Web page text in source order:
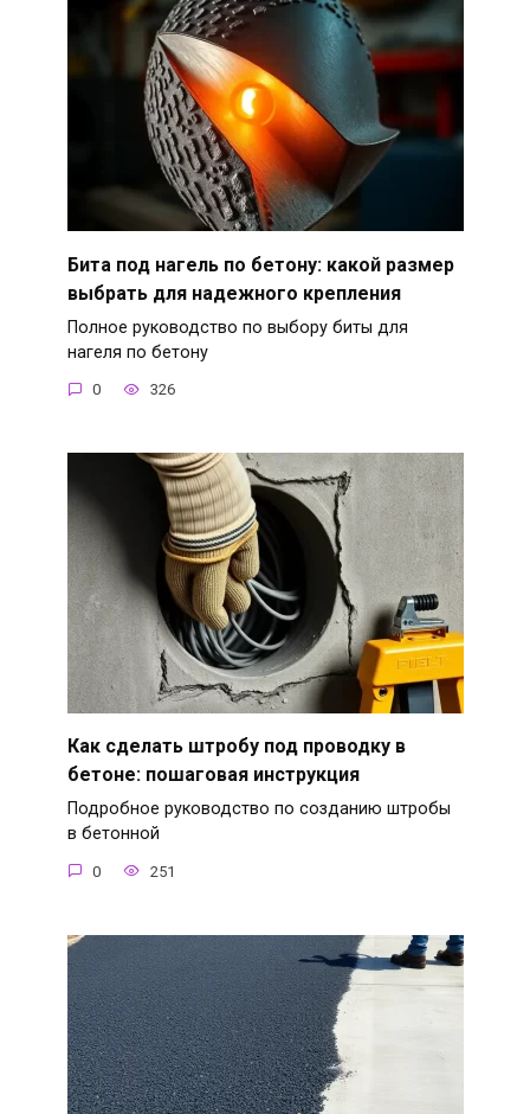
Бита под нагель по бетону: какой размер
выбрать для надежного крепления
Полное руководство по выбору биты для
нагеля по бетону
0 326
Как сделать штробу под проводку в
бетоне: пошаговая инструкция
Подробное руководство по созданию штробы
в бетонной
0 251